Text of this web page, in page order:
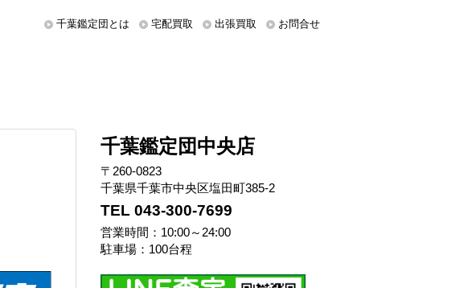
千葉鑑定団とは 宅配買取 出張買取 お問合せ
千葉鑑定団中央店
〒260-0823
千葉県千葉市中央区塩田町385-2
TEL 043-300-7699
営業時間：10:00～24:00
駐車場：100台程